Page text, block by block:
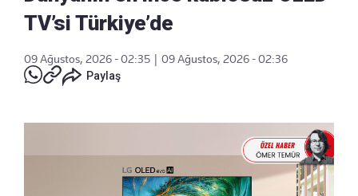
TV’si Türkiye’de
09 Ağustos, 2026 - 02:35
09 Ağustos, 2026 - 02:36
Paylaş